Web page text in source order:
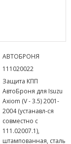
АВТОБРОНЯ
111020022
Защита КПП
АвтоБроня для Isuzu
Axiom (V - 3.5) 2001-
2004 (устанавл-ся
совместно с
111.02007.1),
штампованная, сталь